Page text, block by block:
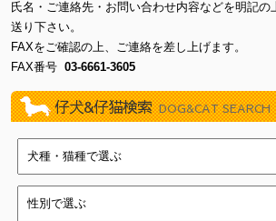
氏名・ご連絡先・お問い合わせ内容などを明記の
送り下さい。
FAXをご確認の上、ご連絡を差し上げます。
FAX番号 03-6661-3605
仔犬&仔猫検索 DOG&CAT SEARCH